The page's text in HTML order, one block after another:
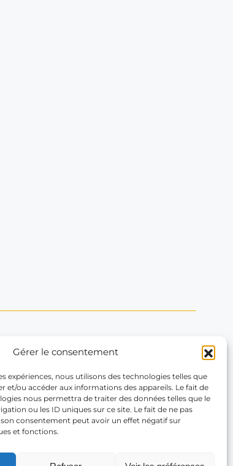
Gérer le consentement
expériences, nous utilisons des technologies telles que
et/ou accéder aux informations des appareils. Le fait de
nous permettra de traiter des données telles que le
ou les ID uniques sur ce site. Le fait de ne pas
consentement peut avoir un effet négatif sur
et fonctions.
La Boétie
Paris
nous
: +33(1) 43 59 46 04